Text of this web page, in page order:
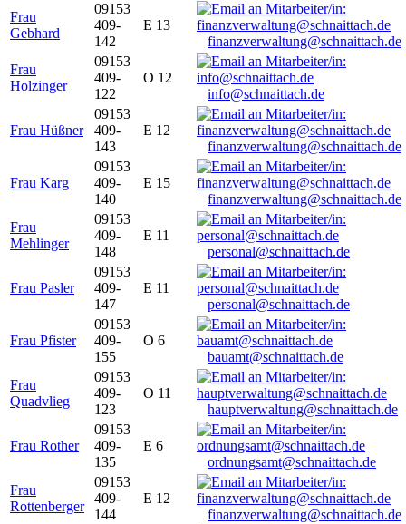
Frau
Gebhard
09153
409-
142
E 13
finanzverwaltung@schnaittach.de
Frau
Holzinger
09153
409-
122
O 12
info@schnaittach.de
Frau Hüßner
09153
409-
143
E 12
finanzverwaltung@schnaittach.de
Frau Karg
09153
409-
140
E 15
finanzverwaltung@schnaittach.de
Frau
Mehlinger
09153
409-
148
E 11
personal@schnaittach.de
Frau Pasler
09153
409-
147
E 11
personal@schnaittach.de
Frau Pfister
09153
409-
155
O 6
bauamt@schnaittach.de
Frau
Quadvlieg
09153
409-
123
O 11
hauptverwaltung@schnaittach.de
Frau Rother
09153
409-
135
E 6
ordnungsamt@schnaittach.de
Frau
Rottenberger
09153
409-
144
E 12
finanzverwaltung@schnaittach.de